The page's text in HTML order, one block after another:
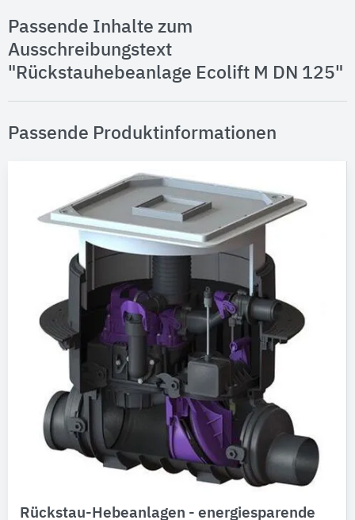
Passende Inhalte zum
Ausschreibungstext
"Rückstauhebeanlage Ecolift M DN 125"
Passende Produktinformationen
Rückstau-Hebeanlagen - energiesparende